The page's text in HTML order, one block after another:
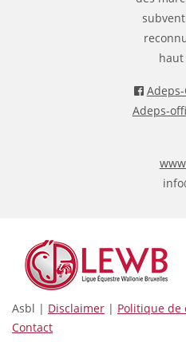
haut
Adeps-
Asbl | Disclaimer | Politique
Contact